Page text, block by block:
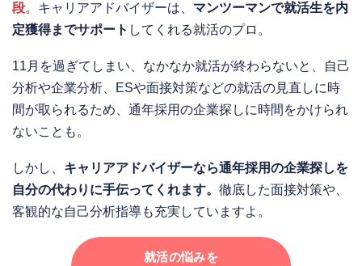
段。キャリアアドバイザーは、 マンツーマンで就活生を内
定獲得までサポート してくれる就活のプロ。
11月を過ぎてしまい、なかなか就活が終わらないと、自己
分析や企業分析、ESや面接対策などの就活の見直しに時
間が取られるため、通年採用の企業探しに時間をかけられ
ないことも。
しかし、 キャリアアドバイザーなら通年採用の企業探しを
自分の代わりに手伝ってくれます。 徹底した面接対策や、
客観的な自己分析指導も充実していますよ。
就活の悩みを